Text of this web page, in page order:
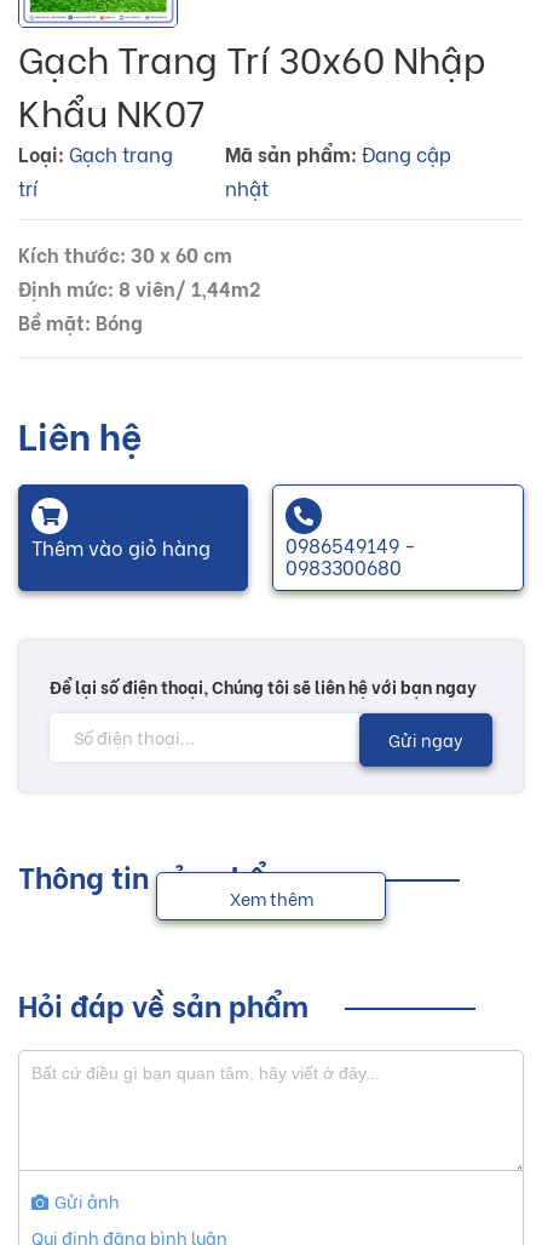
Gạch Trang Trí 30x60 Nhập
Khẩu NK07
Loại: Gạch trang
trí
Mã sản phẩm: Đang cập
nhật
Kích thước: 30 x 60 cm
Định mức: 8 viên/ 1,44m2
Bề mặt: Bóng
Liên hệ
Thêm vào giỏ hàng 0986549149 -
0983300680
Để lại số điện thoại, Chúng tôi sẽ liên hệ với bạn ngay
Gửi ngay
Thông tin sản phẩm
Xem thêm
Hỏi đáp về sản phẩm
Gửi ảnh
Qui định đăng bình luận